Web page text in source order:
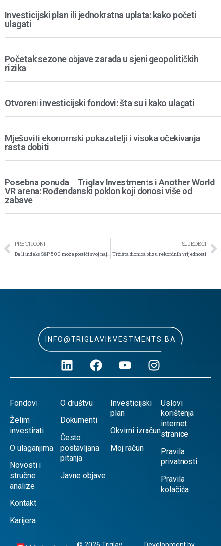
Investicijski plan ili jednokratna uplata: kako početi
ulagati
Početak sezone objave zarada u sjeni geopolitičkih
rizika
Otvoreni investicijski fondovi: šta su i kako ulagati
Mješoviti ekonomski pokazatelji i visoka očekivanja
rasta dobiti
Posebna ponuda – Triglav Investments i Another World
VR arena: Rođendanski poklon koji donosi više od
zabave
PRETHODNI
Da li indeks S&P 500 može postići svoj najviši nivo u 2024. godini?
SLJEDEĆI
Tržišta dionica blizu rekordnih vrijednosti
INFO@TRIGLAVINVESTMENTS.BA
Fondovi
Želim
investirati
O ulaganjima
Novosti i
stručne
analize
Kontakt
Karijera
O društvu
Dokumenti
Često
postavljana
pitanja
Javne objave
Investicijski
plan
Okvirni izračun
Moj račun
Uslovi
korištenja
internet
stranice
Pravila
privatnosti
Pravila
kolačića